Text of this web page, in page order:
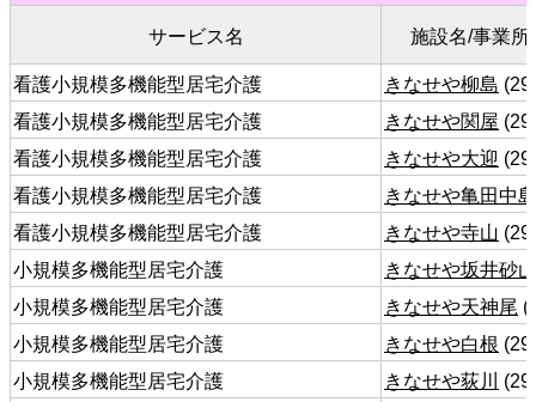
サービス名 施設名/事業所
看護小規模多機能型居宅介護 きなせや柳島 (29
看護小規模多機能型居宅介護
きなせや関屋 (29
看護小規模多機能型居宅介護
きなせや大迎 (29
看護小規模多機能型居宅介護
きなせや亀田中島
看護小規模多機能型居宅介護
きなせや寺山 (29
小規模多機能型居宅介護
きなせや坂井砂山
小規模多機能型居宅介護
きなせや天神尾
小規模多機能型居宅介護
きなせや白根 (29
小規模多機能型居宅介護
きなせや荻川
(29